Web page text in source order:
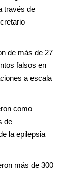
través de
de más de 27
falsos en
a escala
como
de
la epilepsia
más de 300